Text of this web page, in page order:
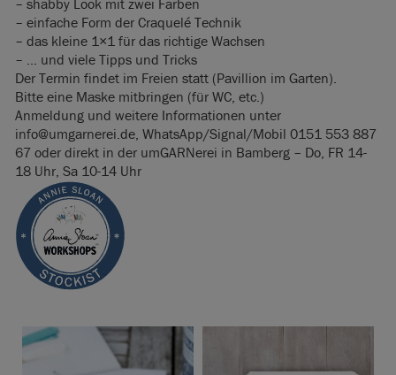
– shabby Look mit zwei Farben
– einfache Form der Craquelé Technik
– das kleine 1×1 für das richtige Wachsen
– … und viele Tipps und Tricks
Der Termin findet im Freien statt (Pavillion im Garten).
Bitte eine Maske mitbringen (für WC, etc.)
Anmeldung und weitere Informationen unter
info@umgarnerei.de, WhatsApp/Signal/Mobil 0151 553 887
67 oder direkt in der umGARNerei in Bamberg – Do, FR 14-
18 Uhr, Sa 10-14 Uhr